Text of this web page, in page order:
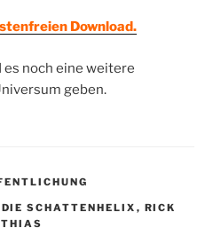
Download.
es noch eine weitere
geben.
DIE SCHATTENHELIX , RICK